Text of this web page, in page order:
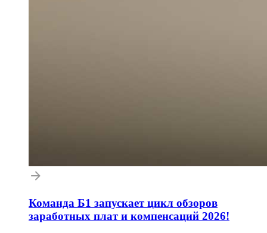
Команда Б1 запускает цикл обзоров
заработных плат и компенсаций 2026!